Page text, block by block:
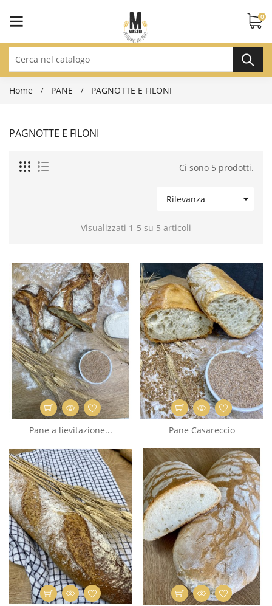
0
Home PANE PAGNOTTE E FILONI
PAGNOTTE E FILONI
Ci sono 5 prodotti.
Rilevanza 
Visualizzati 1-5 su 5 articoli
Pane a lievitazione... Pane Casareccio